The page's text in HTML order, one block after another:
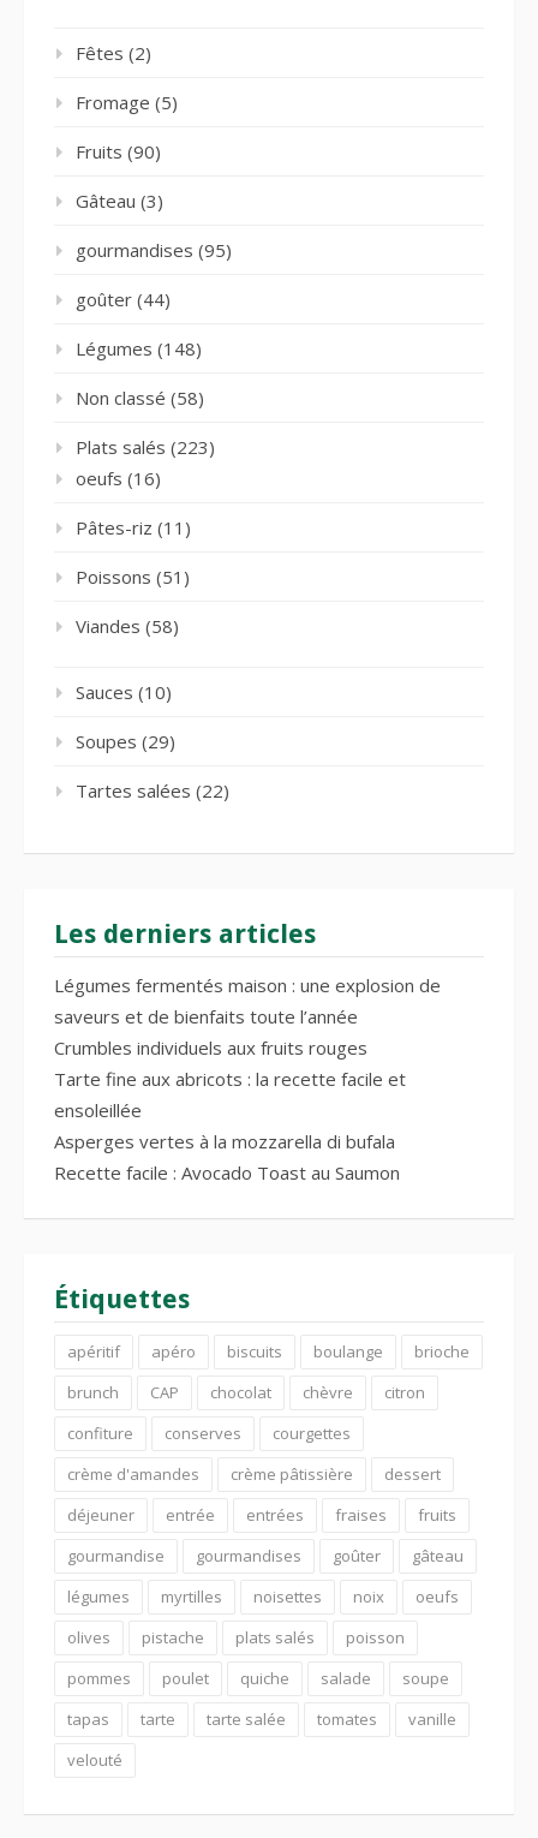
Fêtes (2)
Fromage (5)
Fruits (90)
Gâteau (3)
gourmandises (95)
goûter (44)
Légumes (148)
Non classé (58)
Plats salés (223)
oeufs (16)
Pâtes-riz (11)
Poissons (51)
Viandes (58)
Sauces (10)
Soupes (29)
Tartes salées (22)
Les derniers articles
Légumes fermentés maison : une explosion de
saveurs et de bienfaits toute l’année
Crumbles individuels aux fruits rouges
Tarte fine aux abricots : la recette facile et
ensoleillée
Asperges vertes à la mozzarella di bufala
Recette facile : Avocado Toast au Saumon
Étiquettes
apéritif apéro biscuits boulange
brioche
brunch
CAP chocolat chèvre
citron
confiture
conserves
courgettes
crème d'amandes
crème pâtissière
dessert
déjeuner
entrée entrées fraises
fruits
gourmandise
gourmandises goûter
gâteau
légumes
myrtilles noisettes noix
oeufs
olives
pistache plats salés
poisson
pommes
poulet quiche salade
soupe
tapas
tarte tarte salée tomates
vanille
velouté